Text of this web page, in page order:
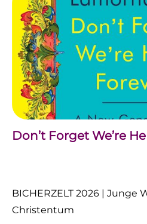
Don’t Forget We’re
BICHERZELT 2026 | Junge
Christentum